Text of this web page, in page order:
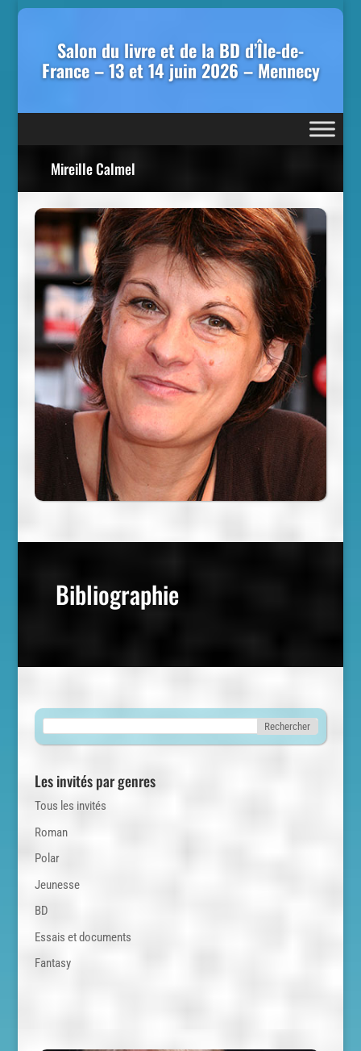
Salon du livre et de la BD d’Île-de-
France – 13 et 14 juin 2026 – Mennecy
Mireille Calmel
Bibliographie
Les invités par genres
Tous les invités
Roman
Polar
Jeunesse
BD
Essais et documents
Fantasy